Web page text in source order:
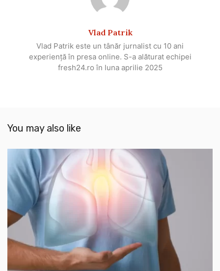
Vlad Patrik
Vlad Patrik este un tânăr jurnalist cu 10 ani
experiență în presa online. S-a alăturat echipei
fresh24.ro în luna aprilie 2025
You may also like